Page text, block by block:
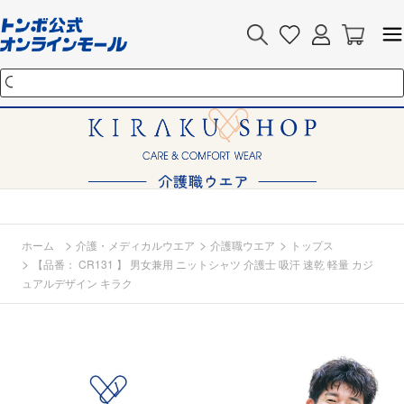
ホーム > 介護・メディカルウエア > 介護職ウエア > トップス
>
【品番： CR131 】 男女兼用 ニットシャツ 介護士 吸汗 速乾 軽量 カジ
ュアルデザイン キラク